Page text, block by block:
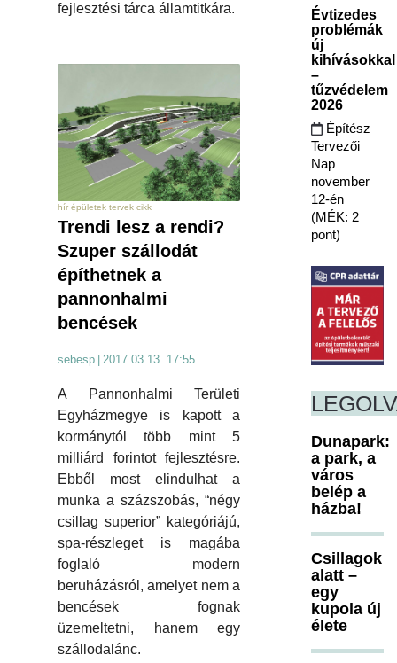
fejlesztési tárca államtitkára.
hír épületek tervek cikk
Trendi lesz a rendi?
Szuper szállodát
építhetnek a
pannonhalmi
bencések
sebesp | 2017.03.13. 17:55
A Pannonhalmi Területi
Egyházmegye is kapott a
kormánytól több mint 5
milliárd forintot fejlesztésre.
Ebből most elindulhat a
munka a százszobás, “négy
csillag superior” kategóriájú,
spa-részleget is magába
foglaló modern
beruházásról, amelyet nem a
bencések fognak
üzemeltetni, hanem egy
szállodalánc.
Évtizedes
problémák
új
kihívásokkal
–
tűzvédelem
2026
Építész
Tervezői
Nap
november
12-én
(MÉK: 2
pont)
Dunapark:
a park, a
város
belép a
házba!
Csillagok
alatt –
egy
kupola új
élete